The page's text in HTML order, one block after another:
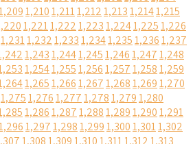
1,2101,2111,2121,2131,2141,215
1,2211,2221,2231,2241,2251,226
1,2311,2321,2331,2341,2351,2361,237
1,2431,2441,2451,2461,2471,248
1,2541,2551,2561,2571,2581,259
1,2651,2661,2671,2681,2691,270
1,2751,2761,2771,2781,2791,280
1,2861,2871,2881,2891,2901,291
1,2971,2981,2991,3001,3011,302